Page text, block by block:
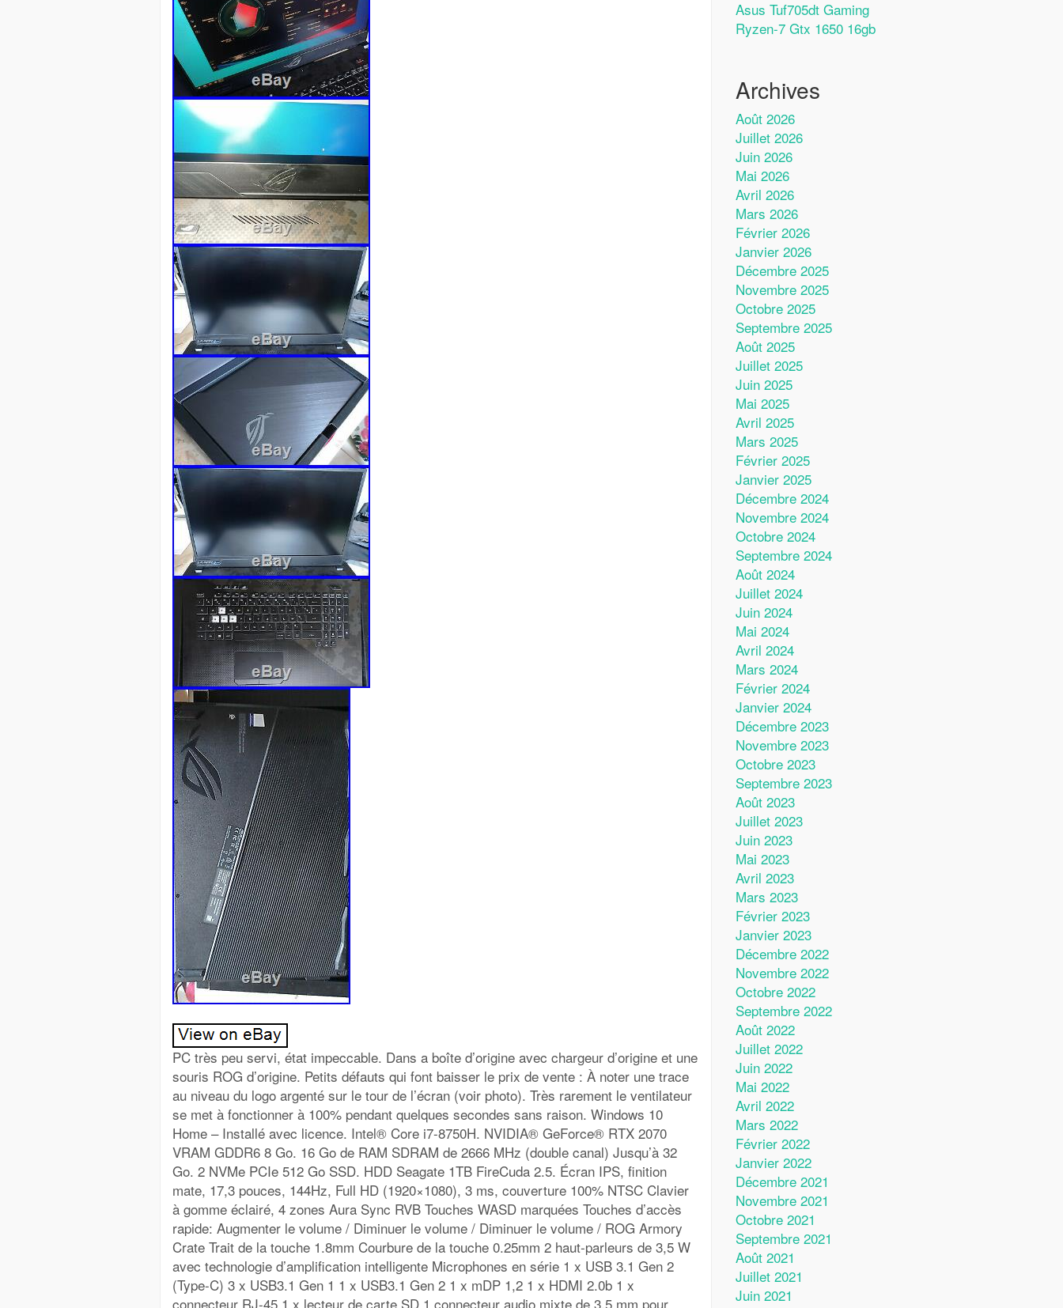
PC très peu servi, état impeccable. Dans a boîte d’origine avec chargeur d’origine et une
souris ROG d’origine. Petits défauts qui font baisser le prix de vente : À noter une trace
au niveau du logo argenté sur le tour de l’écran (voir photo). Très rarement le ventilateur
se met à fonctionner à 100% pendant quelques secondes sans raison. Windows 10
Home – Installé avec licence. Intel® Core i7-8750H. NVIDIA® GeForce® RTX 2070
VRAM GDDR6 8 Go. 16 Go de RAM SDRAM de 2666 MHz (double canal) Jusqu’à 32
Go. 2 NVMe PCIe 512 Go SSD. HDD Seagate 1TB FireCuda 2.5. Écran IPS, finition
mate, 17,3 pouces, 144Hz, Full HD (1920×1080), 3 ms, couverture 100% NTSC Clavier
à gomme éclairé, 4 zones Aura Sync RVB Touches WASD marquées Touches d’accès
rapide: Augmenter le volume / Diminuer le volume / Diminuer le volume / ROG Armory
Crate Trait de la touche 1.8mm Courbure de la touche 0.25mm 2 haut-parleurs de 3,5 W
avec technologie d’amplification intelligente Microphones en série 1 x USB 3.1 Gen 2
(Type-C) 3 x USB3.1 Gen 1 1 x USB3.1 Gen 2 1 x mDP 1,2 1 x HDMI 2.0b 1 x
connecteur RJ-45 1 x lecteur de carte SD 1 connecteur audio mixte de 3,5 mm pour
Asus Tuf705dt Gaming
Ryzen-7 Gtx 1650 16gb
Archives
Août 2026
Juillet 2026
Juin 2026
Mai 2026
Avril 2026
Mars 2026
Février 2026
Janvier 2026
Décembre 2025
Novembre 2025
Octobre 2025
Septembre 2025
Août 2025
Juillet 2025
Juin 2025
Mai 2025
Avril 2025
Mars 2025
Février 2025
Janvier 2025
Décembre 2024
Novembre 2024
Octobre 2024
Septembre 2024
Août 2024
Juillet 2024
Juin 2024
Mai 2024
Avril 2024
Mars 2024
Février 2024
Janvier 2024
Décembre 2023
Novembre 2023
Octobre 2023
Septembre 2023
Août 2023
Juillet 2023
Juin 2023
Mai 2023
Avril 2023
Mars 2023
Février 2023
Janvier 2023
Décembre 2022
Novembre 2022
Octobre 2022
Septembre 2022
Août 2022
Juillet 2022
Juin 2022
Mai 2022
Avril 2022
Mars 2022
Février 2022
Janvier 2022
Décembre 2021
Novembre 2021
Octobre 2021
Septembre 2021
Août 2021
Juillet 2021
Juin 2021